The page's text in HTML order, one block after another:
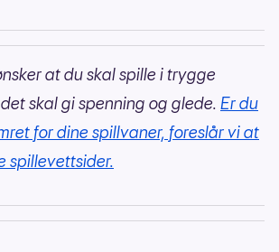
at du skal spille i trygge
skal gi spenning og glede. Er du
for dine spillvaner, foreslår vi at
spillevettsider.